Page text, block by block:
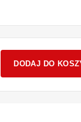
DODAJ DO